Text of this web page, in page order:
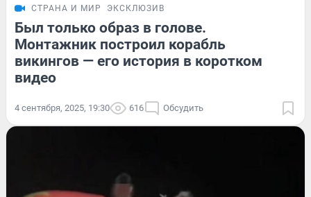
СТРАНА И МИР ЭКСКЛЮЗИВ
Был только образ в голове.
Монтажник построил корабль
викингов — его история в коротком
видео
4 сентября, 2025, 19:30 616 Обсудить